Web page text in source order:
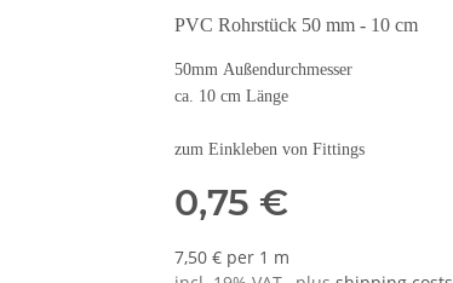
PVC Rohrstück 50 mm - 10 cm
50mm Außendurchmesser
ca. 10 cm Länge
zum Einkleben von Fittings
0,75 €
7,50 € per 1 m